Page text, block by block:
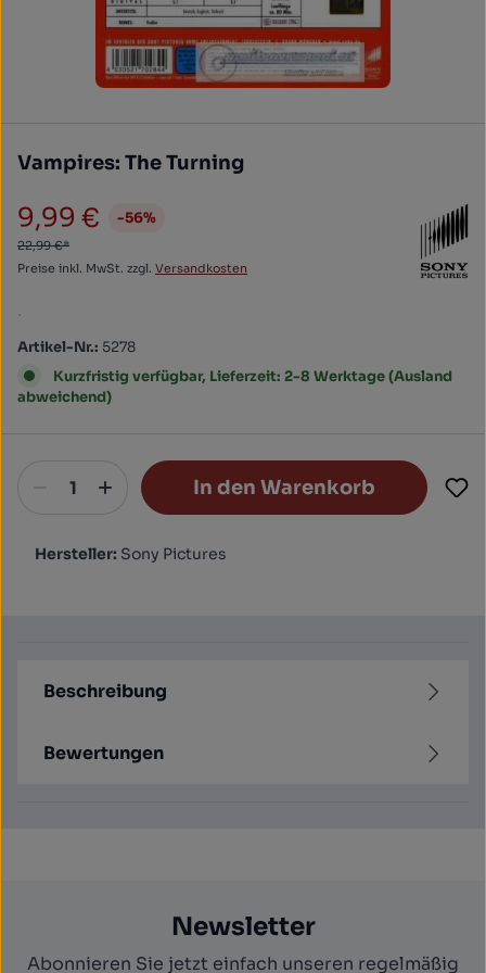
Vampires: The Turning
Verkaufspreis:
9,99 € -56%
22,99 €*
Preise inkl. MwSt. zzgl. Versandkosten
.
Artikel-Nr.: 5278
Kurzfristig verfügbar, Lieferzeit: 2-8 Werktage (Ausland
abweichend)
In den Warenkorb
Hersteller: Sony Pictures
Beschreibung
Bewertungen
Newsletter
Abonnieren Sie jetzt einfach unseren regelmäßig